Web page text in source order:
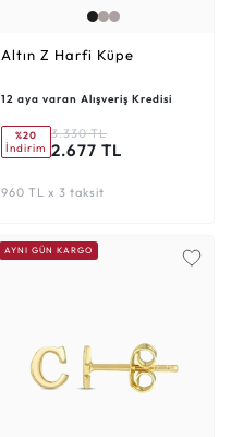
Altın Z Harfi Küpe
12 aya varan Alışveriş Kredisi
%20
İndirim
3.330 TL
2.677 TL
960 TL x 3 taksit
AYNI GÜN KARGO